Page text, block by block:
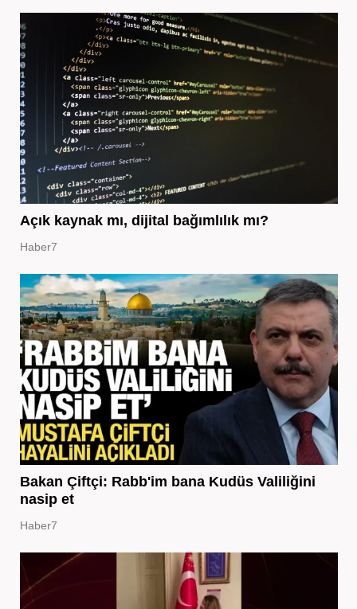
Açık kaynak mı, dijital bağımlılık mı?
Haber7
Bakan Çiftçi: Rabb'im bana Kudüs Valiliğini
nasip et
Haber7